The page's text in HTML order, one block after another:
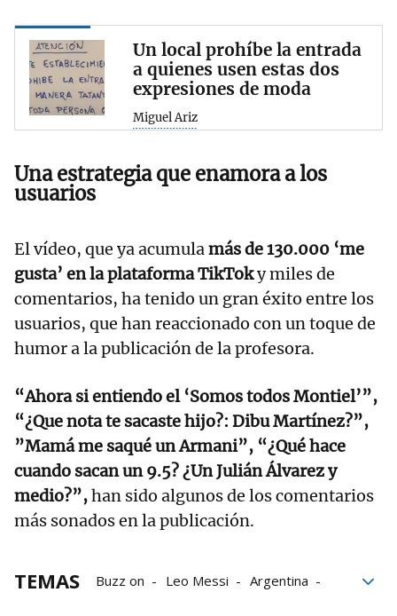
Un local prohíbe la entrada
a quienes usen estas dos
expresiones de moda
Miguel Ariz
Una estrategia que enamora a los
usuarios
El vídeo, que ya acumulamás de 130.000 ‘me
gusta’ en la plataforma TikToky miles de
comentarios, ha tenido un gran éxito entre los
usuarios, que han reaccionado con un toque de
humor a la publicación de la profesora.
“Ahora si entiendo el ‘Somos todos Montiel’”,
“¿Que nota te sacaste hijo?: Dibu Martínez?”,
”Mamá me saqué un Armani”, “¿Qué hace
cuando sacan un 9.5? ¿Un Julián Álvarez y
medio?”,han sido algunos de los comentarios
más sonados en la publicación.
TEMAS Buzz on Leo Messi
Argentina